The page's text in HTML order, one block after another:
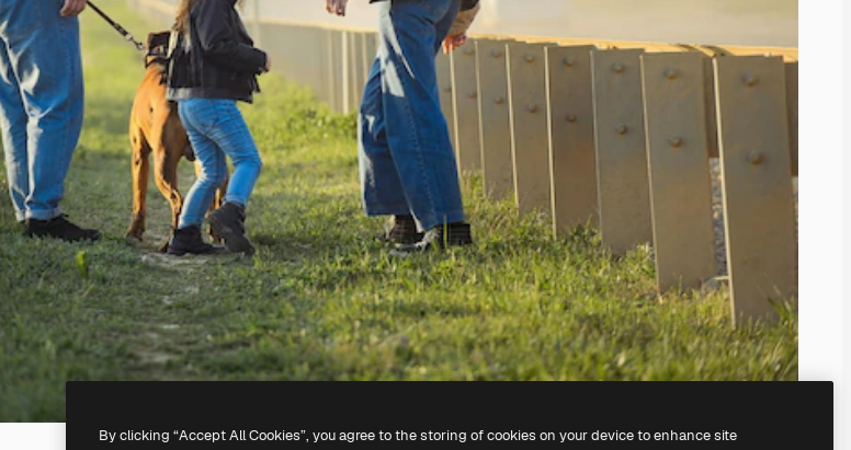
By clicking “Accept All Cookies”, you agree to the storing of cookies on your device to enhance site